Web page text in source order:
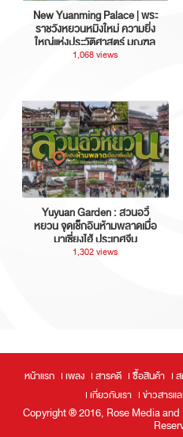
New Yuanming Palace | พระ
ราชวังหยวนหมิงใหม่ ความยิ่ง
ใหญ่แห่งประวัติศาสตร์ มณฑล
กวางตุ้ง ประเทศจีน
1,068 views
Yuyuan Garden : สวนอวี้
หยวน จุดเช็กอินห้ามพลาดเมื่อ
มาเซี่ยงไฮ้ ประเทศจีน
1,302 views
หน้าแรก เพลง สารคดี ซื้อสินค้า ส
เกี่ยวกับเรา
ข่าวสารแ
Copyright ® 2016, Rose Media